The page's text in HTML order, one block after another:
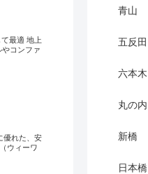
最適 地上
コンファ
優れた、安
ウィーワ
青山
五反田
六本木
丸の内
新橋
日本橋